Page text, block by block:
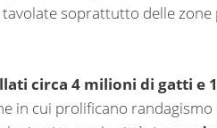
soprattutto delle zone
circa 4 milioni di gatti e
in cui prolificano